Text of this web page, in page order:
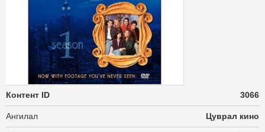
Контент ID 3066
Ангилал Цуврал кино